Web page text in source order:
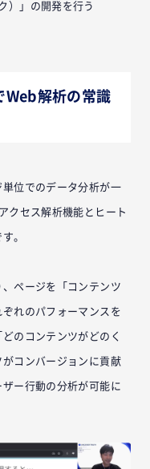
）」の開発を行う
解析の常識
位でのデータ分析が一
クセス解析機能とヒート
。
ページを「コンテンツ
ぞれのパフォーマンスを
のコンテンツがどのく
コンバージョンに貢献
ー行動の分析が可能に